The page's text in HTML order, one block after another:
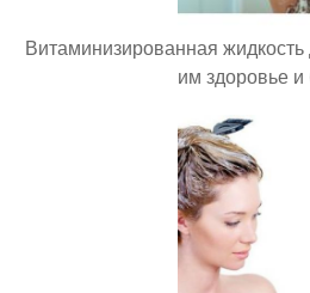
Витаминизированная жидкость
им здоровье и